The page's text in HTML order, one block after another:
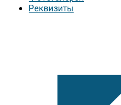
Реквизиты